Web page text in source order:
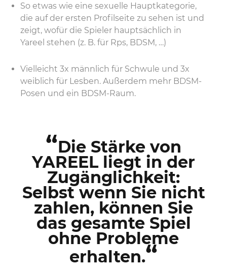
So etwas wie eine sexuelle Hauptkategorie,
die auf der ersten Profilseite zu sehen ist und
zeigt, wofür die Spieler hauptsächlich in
Yareel stehen (z. B. für Rps, BDSM, …)
Vielleicht 3x männlich für Schwule und 3x
weiblich für Lesben. Außerdem mehr BDSM-
Posen und ein BDSM-Raum.
“Die Stärke von
YAREEL liegt in der
Zugänglichkeit:
Selbst wenn Sie nicht
zahlen, können Sie
das gesamte Spiel
ohne Probleme
erhalten.“